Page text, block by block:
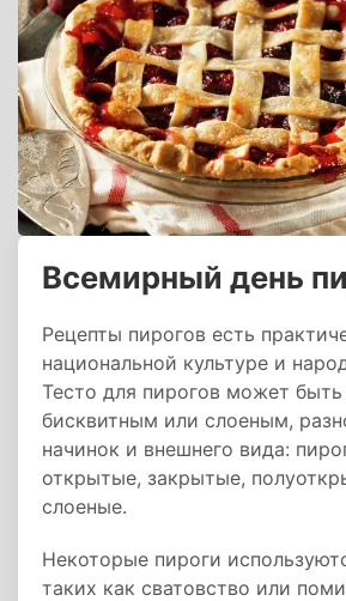
Всемирный день
Рецепты пирогов есть
национальной культуре и
Тесто для пирогов может
бисквитным или слоеным,
начинок и внешнего вида:
открытые, закрытые,
слоеные.
Некоторые пироги
таких как сватовство или